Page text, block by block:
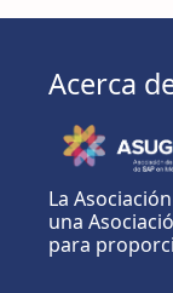
Acerca
La
una
para